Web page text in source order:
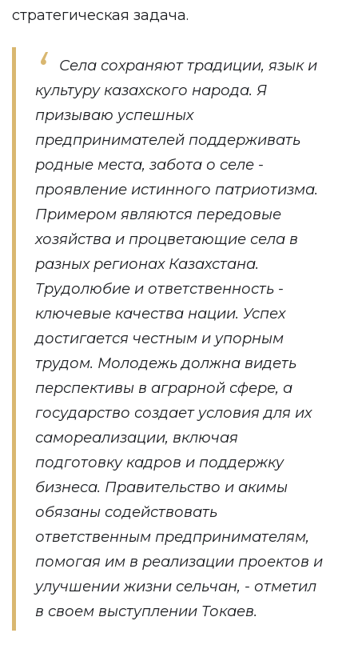
стратегическая задача.
Села сохраняют традиции, язык и
культуру казахского народа. Я
призываю успешных
предпринимателей поддерживать
родные места, забота о селе -
проявление истинного патриотизма.
Примером являются передовые
хозяйства и процветающие села в
разных регионах Казахстана.
Трудолюбие и ответственность -
ключевые качества нации. Успех
достигается честным и упорным
трудом. Молодежь должна видеть
перспективы в аграрной сфере, а
государство создает условия для их
самореализации, включая
подготовку кадров и поддержку
бизнеса. Правительство и акимы
обязаны содействовать
ответственным предпринимателям,
помогая им в реализации проектов и
улучшении жизни сельчан, - отметил
в своем выступлении Токаев.